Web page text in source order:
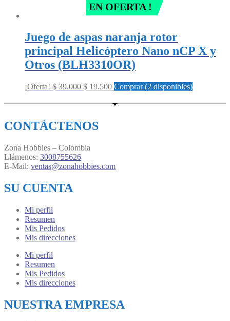
EN OFERTA !
Juego de aspas naranja rotor
principal Helicóptero Nano nCP X y
Otros (BLH3310OR)
¡Oferta! $39.000 Original
was:
$ 19.500Current
is:
Comprar (2 disponibles)
CONTÁCTENOS
Zona Hobbies – Colombia
Llámenos: 3008755626
E-Mail: ventas@zonahobbies.com
SU CUENTA
Mi perfil
Resumen
Mis Pedidos
Mis direcciones
Mi perfil
Resumen
Mis Pedidos
Mis direcciones
NUESTRA EMPRESA